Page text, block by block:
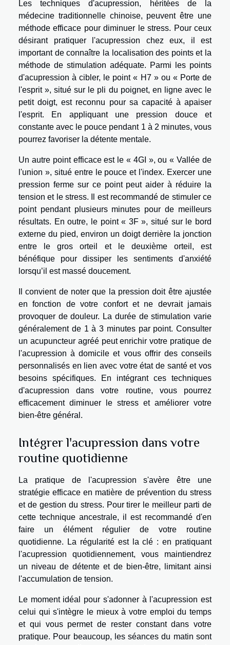
Les techniques d'acupression, héritées de la
médecine traditionnelle chinoise, peuvent être une
méthode efficace pour diminuer le stress. Pour ceux
désirant pratiquer l'acupression chez eux, il est
important de connaître la localisation des points et la
méthode de stimulation adéquate. Parmi les points
d'acupression à cibler, le point « H7 » ou « Porte de
l'esprit », situé sur le pli du poignet, en ligne avec le
petit doigt, est reconnu pour sa capacité à apaiser
l'esprit. En appliquant une pression douce et
constante avec le pouce pendant 1 à 2 minutes, vous
pourrez favoriser la détente mentale.
Un autre point efficace est le « 4GI », ou « Vallée de
l'union », situé entre le pouce et l'index. Exercer une
pression ferme sur ce point peut aider à réduire la
tension et le stress. Il est recommandé de stimuler ce
point pendant plusieurs minutes pour de meilleurs
résultats. En outre, le point « 3F », situé sur le bord
externe du pied, environ un doigt derrière la jonction
entre le gros orteil et le deuxième orteil, est
bénéfique pour dissiper les sentiments d'anxiété
lorsqu’il est massé doucement.
Il convient de noter que la pression doit être ajustée
en fonction de votre confort et ne devrait jamais
provoquer de douleur. La durée de stimulation varie
généralement de 1 à 3 minutes par point. Consulter
un acupuncteur agréé peut enrichir votre pratique de
l'acupression à domicile et vous offrir des conseils
personnalisés en lien avec votre état de santé et vos
besoins spécifiques. En intégrant ces techniques
d'acupression dans votre routine, vous pourrez
efficacement diminuer le stress et améliorer votre
bien-être général.
Intégrer l'acupression dans votre
routine quotidienne
La pratique de l'acupression s'avère être une
stratégie efficace en matière de prévention du stress
et de gestion du stress. Pour tirer le meilleur parti de
cette technique ancestrale, il est recommandé d'en
faire un élément régulier de votre routine
quotidienne. La régularité est la clé : en pratiquant
l'acupression quotidiennement, vous maintiendrez
un niveau de détente et de bien-être, limitant ainsi
l'accumulation de tension.
Le moment idéal pour s'adonner à l'acupression est
celui qui s'intègre le mieux à votre emploi du temps
et qui vous permet de rester constant dans votre
pratique. Pour beaucoup, les séances du matin sont